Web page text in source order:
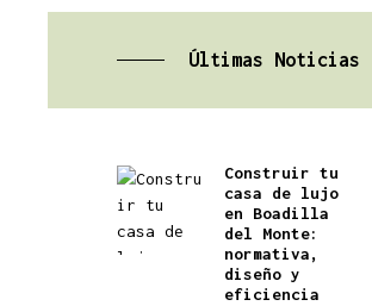
Últimas Noticias
Construir tu
casa de lujo
en Boadilla
del Monte:
normativa,
diseño y
eficiencia